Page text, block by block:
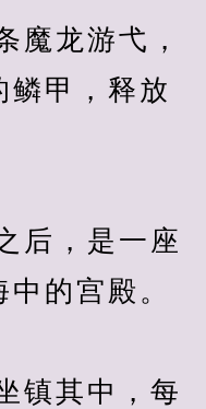
龙游弋，
鳞甲，释放
，是一座
的宫殿。
其中，每